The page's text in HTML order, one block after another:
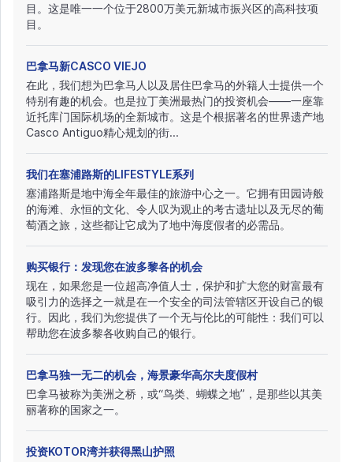
目。这是唯一一个位于2800万美元新城市振兴区的高科技项
目。
巴拿马新CASCO VIEJO
在此，我们想为巴拿马人以及居住巴拿马的外籍人士提供一个
特别有趣的机会。也是拉丁美洲最热门的投资机会——一座靠
近托库门国际机场的全新城市。这是个根据著名的世界遗产地
Casco Antiguo精心规划的街...
我们在塞浦路斯的LIFESTYLE系列
塞浦路斯是地中海全年最佳的旅游中心之一。它拥有田园诗般
的海滩、永恒的文化、令人叹为观止的考古遗址以及无尽的葡
萄酒之旅，这些都让它成为了地中海度假者的必需品。
购买银行：发现您在波多黎各的机会
现在，如果您是一位超高净值人士，保护和扩大您的财富最有
吸引力的选择之一就是在一个安全的司法管辖区开设自己的银
行。因此，我们为您提供了一个无与伦比的可能性：我们可以
帮助您在波多黎各收购自己的银行。
巴拿马独一无二的机会，海景豪华高尔夫度假村
巴拿马被称为美洲之桥，或“鸟类、蝴蝶之地”，是那些以其美
丽著称的国家之一。
投资KOTOR湾并获得黑山护照